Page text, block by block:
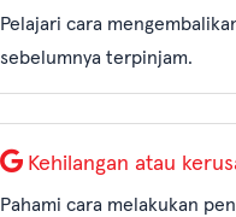
Pelajari cara
sebelumnya terpinjam.
Kehilangan atau
Pahami cara melakukan